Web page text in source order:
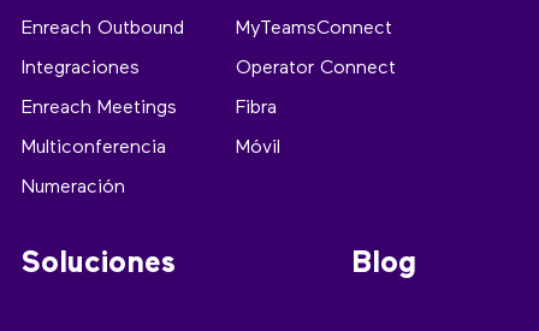
Enreach Outbound
Integraciones
Enreach Meetings
Multiconferencia
Numeración
MyTeamsConnect
Operator Connect
Fibra
Móvil
Soluciones Blog